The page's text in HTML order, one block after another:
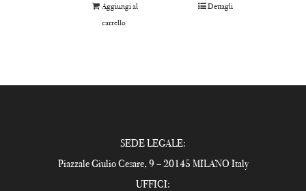
Aggiungi al
carrello
Dettagli
SEDE LEGALE:
Piazzale Giulio Cesare, 9 – 20145 MILANO Italy
UFFICI: